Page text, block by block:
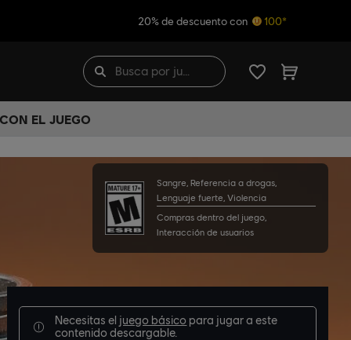
20% de descuento con 100*
EL JUEGO
Sangre, Referencia a drogas,
Lenguaje fuerte, Violencia
Compras dentro del juego,
Interacción de usuarios
Necesitas el juego básico para jugar a este
contenido descargable.